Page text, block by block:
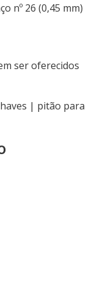
nº 26 (0,45 mm)
ser oferecidos
| pitão para